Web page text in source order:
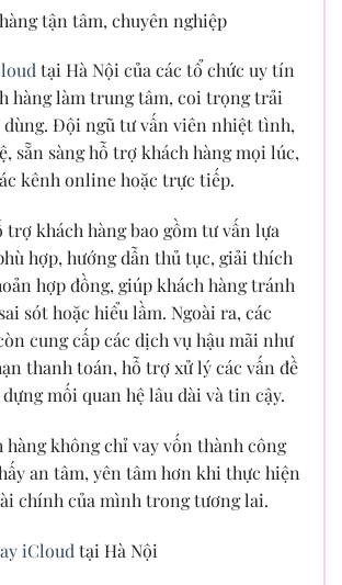
tận tâm, chuyên nghiệp
tại Hà Nội của các tổ chức uy tín
hàng làm trung tâm, coi trọng trải
Đội ngũ tư vấn viên nhiệt tình,
sẵn sàng hỗ trợ khách hàng mọi lúc,
kênh online hoặc trực tiếp.
trợ khách hàng bao gồm tư vấn lựa
hợp, hướng dẫn thủ tục, giải thích
hợp đồng, giúp khách hàng tránh
sót hoặc hiểu lầm. Ngoài ra, các
cung cấp các dịch vụ hậu mãi như
thanh toán, hỗ trợ xử lý các vấn đề
mối quan hệ lâu dài và tin cậy.
hàng không chỉ vay vốn thành công
an tâm, yên tâm hơn khi thực hiện
chính của mình trong tương lai.
iCloud tại Hà Nội